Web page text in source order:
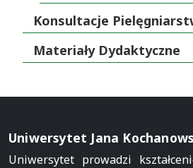
Konsultacje
Materiały Dydaktyczne
Uniwersytet Jana
Uniwersytet prowadzi